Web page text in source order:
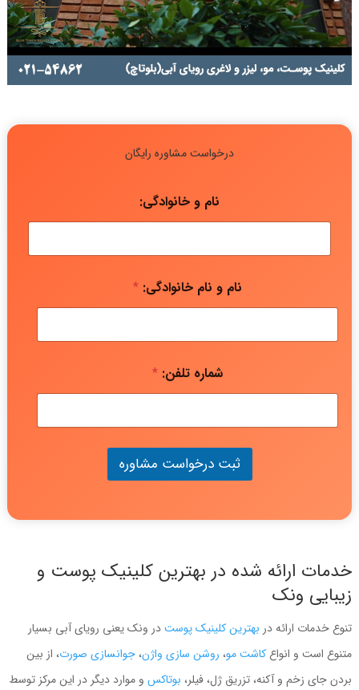
درخواست مشاوره رایگان
نام و خانوادگی:
نام و نام خانوادگی: *
شماره تلفن: *
ثبت درخواست مشاوره
خدمات ارائه شده در بهترین کلینیک پوست و
زیبایی ونک
تنوع خدمات ارائه در بهترین کلینیک پوستدر ونک یعنی رویای آبی بسیار
متنوع است و انواعکاشت مو، روشن سازی واژن،جوانسازی صورت، از بین
بردن جای زخم و آکنه، تزریق ژل، فیلر، بوتاکس و موارد دیگر در این مرکز توسط